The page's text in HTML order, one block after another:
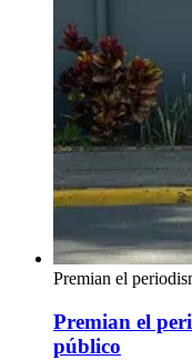
Premian el
Premian el
público